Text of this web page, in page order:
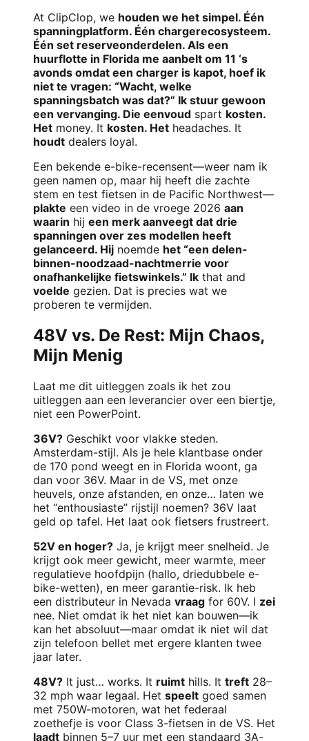
At ClipClop, we houden we het simpel. Één
spanningplatform. Één chargerecosysteem.
Één set reserveonderdelen. Als een
huurflotte in Florida me aanbelt om 11 ‘s
avonds omdat een charger is kapot, hoef ik
niet te vragen: “Wacht, welke
spanningsbatch was dat?” Ik stuur gewoon
een vervanging. Die eenvoud spart kosten.
Het money. It kosten. Het headaches. It
houdt dealers loyal.
Een bekende e-bike-recensent—weer nam ik
geen namen op, maar hij heeft die zachte
stem en test fietsen in de Pacific Northwest—
plakte een video in de vroege 2026 aan
waarin hij een merk aanveegt dat drie
spanningen over zes modellen heeft
gelanceerd. Hij noemde het “een delen-
binnen-noodzaad-nachtmerrie voor
onafhankelijke fietswinkels.” Ik that and
voelde gezien. Dat is precies wat we
proberen te vermijden.
48V vs. De Rest: Mijn Chaos,
Mijn Menig
Laat me dit uitleggen zoals ik het zou
uitleggen aan een leverancier over een biertje,
niet een PowerPoint.
36V? Geschikt voor vlakke steden.
Amsterdam-stijl. Als je hele klantbase onder
de 170 pond weegt en in Florida woont, ga
dan voor 36V. Maar in de VS, met onze
heuvels, onze afstanden, en onze… laten we
het “enthousiaste” rijstijl noemen? 36V laat
geld op tafel. Het laat ook fietsers frustreert.
52V en hoger? Ja, je krijgt meer snelheid. Je
krijgt ook meer gewicht, meer warmte, meer
regulatieve hoofdpijn (hallo, driedubbele e-
bike-wetten), en meer garantie-risk. Ik heb
een distributeur in Nevada vraag for 60V. I zei
nee. Niet omdat ik het niet kan bouwen—ik
kan het absoluut—maar omdat ik niet wil dat
zijn telefoon bellet met ergere klanten twee
jaar later.
48V? It just… works. It ruimt hills. It treft 28–
32 mph waar legaal. Het speelt goed samen
met 750W-motoren, wat het federaal
zoethefje is voor Class 3-fietsen in de VS. Het
laadt binnen 5–7 uur met een standaard 3A-